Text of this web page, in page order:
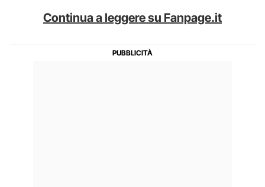
Continua a leggere su Fanpage.it